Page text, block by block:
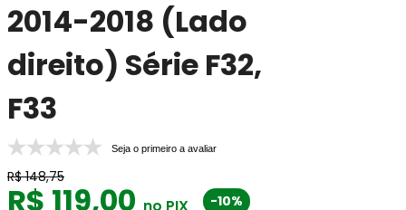
2014-2018 (Lado
direito) Série F32,
F33
Seja o primeiro a avaliar
R$ 148,75
R$ 119,00 -10%